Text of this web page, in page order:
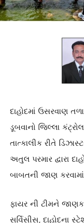
દાહોદમાં ઉસરવાણ
ડૂબવાનો જિલ્લા
તાત્કાલીક રીતે
અતુલ પરમાર દ્વારા
બાબતની જાણ
ફાયર ની ટીમને
સર્વિસીસ, દાહોદના